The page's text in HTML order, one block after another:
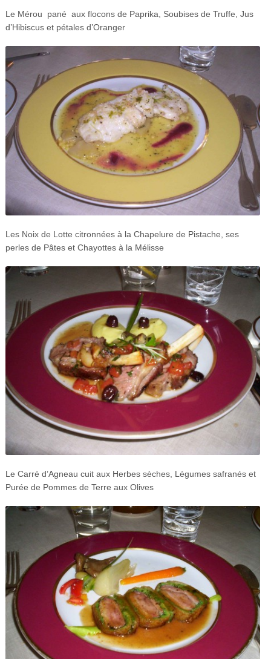
Le Mérou pané aux flocons de Paprika, Soubises de Truffe, Jus
d’Hibiscus et pétales d’Oranger
Les Noix de Lotte citronnées à la Chapelure de Pistache, ses
perles de Pâtes et Chayottes à la Mélisse
Le Carré d’Agneau cuit aux Herbes sèches, Légumes safranés et
Purée de Pommes de Terre aux Olives